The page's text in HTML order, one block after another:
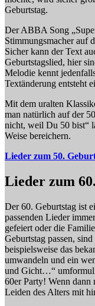
Geburtstag.
Der ABBA Song
Stimmungsmacher auf
Sicher kann der Text
Geburtstagslied, hier
Melodie kennt
Textänderung entsteht
Mit dem uralten
man natürlich auf der
nicht, weil Du 50 bist“
Weise bereichern.
Lieder zum 50.
Lieder zum
Der 60. Geburtstag ist
passenden Lieder
gefeiert oder die
Geburtstag passen,
beispielsweise das
umwandeln und ein
und Gicht…“
60er Party! Wenn
Leiden des Alters mit